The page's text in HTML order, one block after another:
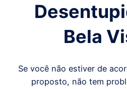
Bela
Se você não estiver de
proposto, não tem